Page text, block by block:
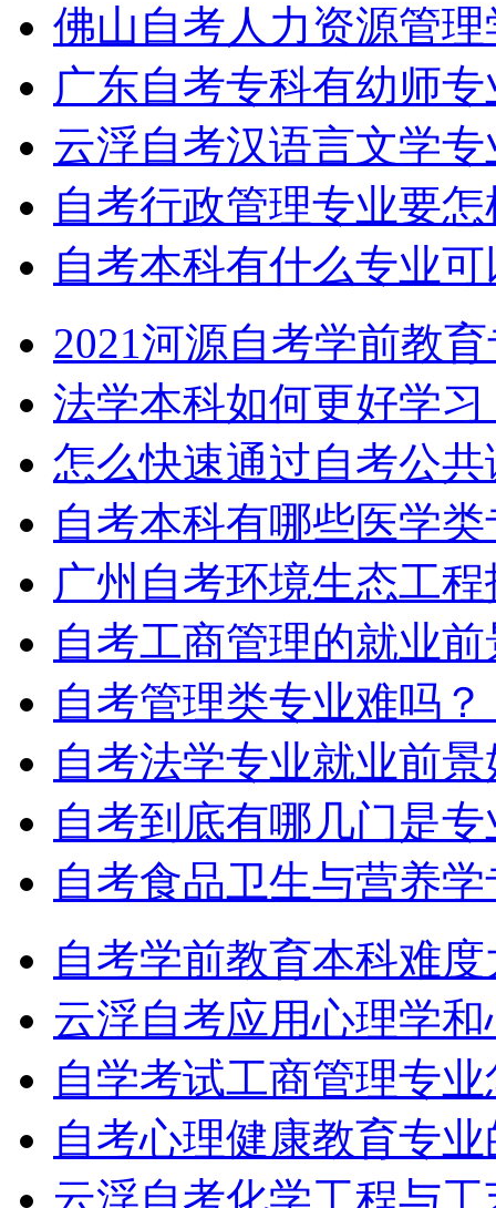
佛山自考人力资源管
广东自考专科有幼师
云浮自考汉语言文学
自考行政管理专业要
自考本科有什么专业
2021河源自考学前教
法学本科如何更好学习
怎么快速通过自考公共
自考本科有哪些医学
广州自考环境生态工
自考工商管理的就业
自考管理类专业难吗？
自考法学专业就业前
自考到底有哪几门是
自考食品卫生与营养
自考学前教育本科难
云浮自考应用心理学
自学考试工商管理专
自考心理健康教育专
云浮自考化学工程与